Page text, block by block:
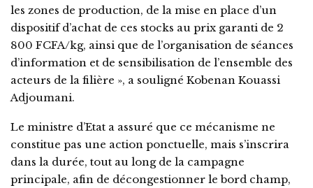
les zones de production, de la mise en place d’un
dispositif d’achat de ces stocks au prix garanti de 2
800 FCFA/kg, ainsi que de l’organisation de séances
d’information et de sensibilisation de l’ensemble des
acteurs de la filière », a souligné Kobenan Kouassi
Adjoumani.
Le ministre d’Etat a assuré que ce mécanisme ne
constitue pas une action ponctuelle, mais s’inscrira
dans la durée, tout au long de la campagne
principale, afin de décongestionner le bord champ,